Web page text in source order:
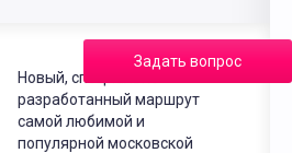
Задать вопрос
Новый, специально
разработанный маршрут
самой любимой и
популярной московской